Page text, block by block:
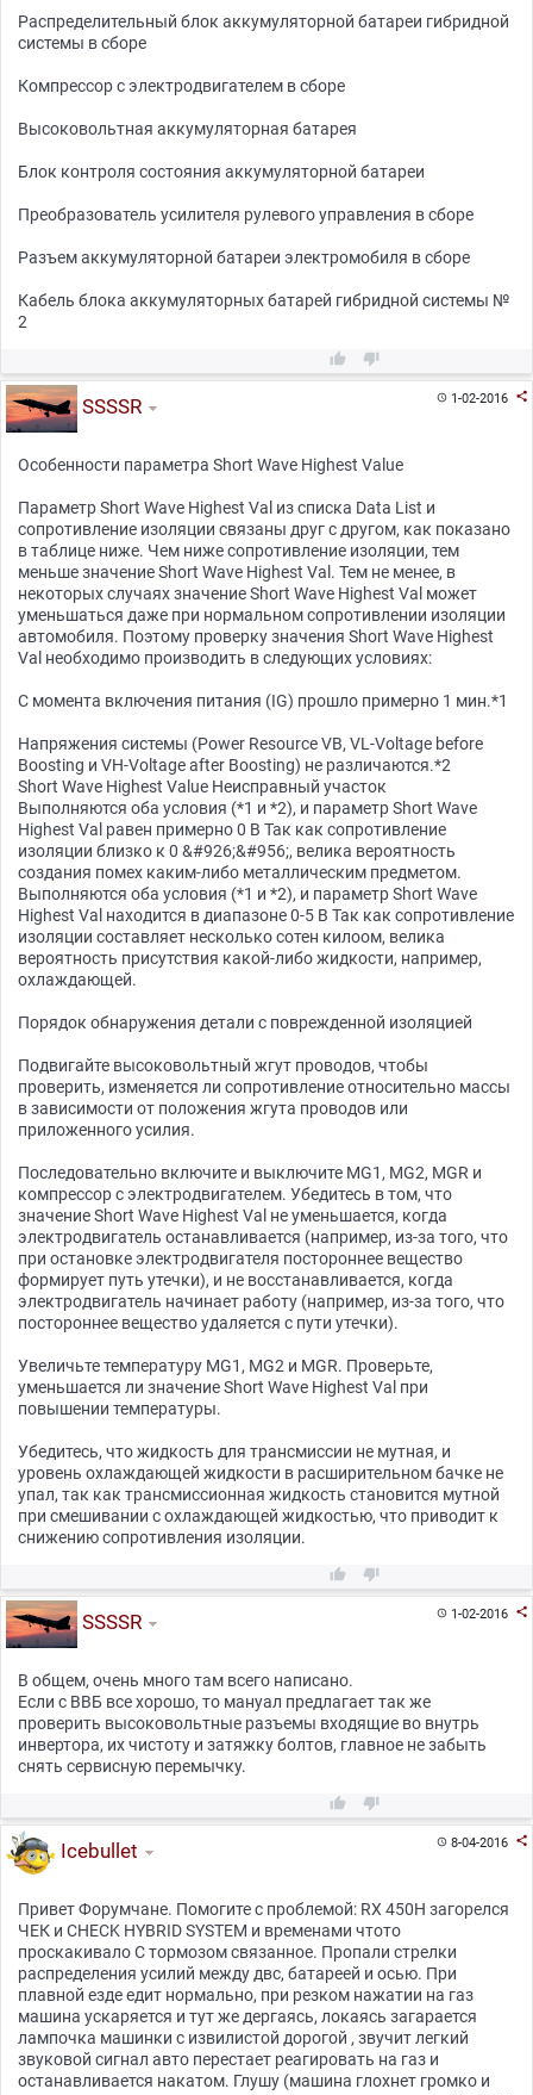
Распределительный блок аккумуляторной батареи гибридной
системы в сборе
Компрессор с электродвигателем в сборе
Высоковольтная аккумуляторная батарея
Блок контроля состояния аккумуляторной батареи
Преобразователь усилителя рулевого управления в сборе
Разъем аккумуляторной батареи электромобиля в сборе
Кабель блока аккумуляторных батарей гибридной системы №
2
 
1-02-2016 
SSSSR
Особенности параметра Short Wave Highest Value
Параметр Short Wave Highest Val из списка Data List и
сопротивление изоляции связаны друг с другом, как показано
в таблице ниже. Чем ниже сопротивление изоляции, тем
меньше значение Short Wave Highest Val. Тем не менее, в
некоторых случаях значение Short Wave Highest Val может
уменьшаться даже при нормальном сопротивлении изоляции
автомобиля. Поэтому проверку значения Short Wave Highest
Val необходимо производить в следующих условиях:
С момента включения питания (IG) прошло примерно 1 мин.*1
Напряжения системы (Power Resource VB, VL-Voltage before
Boosting и VH-Voltage after Boosting) не различаются.*2
Short Wave Highest Value Неисправный участок
Выполняются оба условия (*1 и *2), и параметр Short Wave
Highest Val равен примерно 0 В Так как сопротивление
изоляции близко к 0 &#926;&#956;, велика вероятность
создания помех каким-либо металлическим предметом.
Выполняются оба условия (*1 и *2), и параметр Short Wave
Highest Val находится в диапазоне 0-5 В Так как сопротивление
изоляции составляет несколько сотен килоом, велика
вероятность присутствия какой-либо жидкости, например,
охлаждающей.
Порядок обнаружения детали с поврежденной изоляцией
Подвигайте высоковольтный жгут проводов, чтобы
проверить, изменяется ли сопротивление относительно массы
в зависимости от положения жгута проводов или
приложенного усилия.
Последовательно включите и выключите MG1, MG2, MGR и
компрессор с электродвигателем. Убедитесь в том, что
значение Short Wave Highest Val не уменьшается, когда
электродвигатель останавливается (например, из-за того, что
при остановке электродвигателя постороннее вещество
формирует путь утечки), и не восстанавливается, когда
электродвигатель начинает работу (например, из-за того, что
постороннее вещество удаляется с пути утечки).
Увеличьте температуру MG1, MG2 и MGR. Проверьте,
уменьшается ли значение Short Wave Highest Val при
повышении температуры.
Убедитесь, что жидкость для трансмиссии не мутная, и
уровень охлаждающей жидкости в расширительном бачке не
упал, так как трансмиссионная жидкость становится мутной
при смешивании с охлаждающей жидкостью, что приводит к
снижению сопротивления изоляции.
 
1-02-2016 
SSSSR
В общем, очень много там всего написано.
Если с ВВБ все хорошо, то мануал предлагает так же
проверить высоковольтные разъемы входящие во внутрь
инвертора, их чистоту и затяжку болтов, главное не забыть
снять сервисную перемычку.
 
8-04-2016 
Icebullet
Привет Форумчане. Помогите с проблемой: RX 450H загорелся
ЧЕК и CHECK HYBRID SYSTEM и временами чтото
проскакивало С тормозом связанное. Пропали стрелки
распределения усилий между двс, батареей и осью. При
плавной езде едит нормально, при резком нажатии на газ
машина ускаряется и тут же дергаясь, локаясь загарается
лампочка машинки с извилистой дорогой , звучит легкий
звуковой сигнал авто перестает реагировать на газ и
останавливается накатом. Глушу (машина глохнет громко и